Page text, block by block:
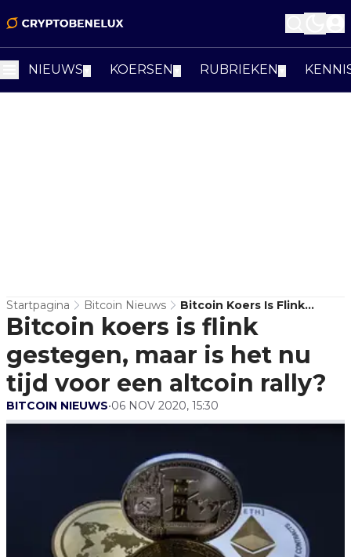
NIEUWS KOERSEN RUBRIEKEN
Startpagina Bitcoin Nieuws
Bitcoin Koers Is Flink
Gestegen, Maar Is Het Nu
Tijd Voor Een Altcoin Rally?
Bitcoin koers is flink
gestegen, maar is het nu
tijd voor een altcoin rally?
BITCOIN NIEUWS•06 NOV 2020, 15:30